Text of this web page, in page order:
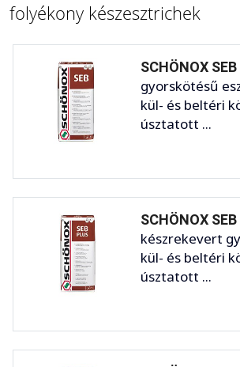
folyékony készesztrichek
SCHÖNOX SEB
gyorskötésű
kül- és beltéri
úsztatott ...
SCHÖNOX
készrekevert
kül- és beltéri
úsztatott ...